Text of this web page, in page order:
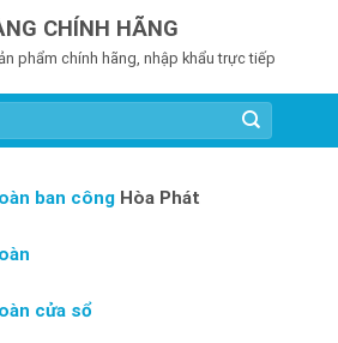
CHÍNH HÃNG
phẩm chính hãng, nhập khẩu trực tiếp
ban công Hòa Phát
cửa sổ